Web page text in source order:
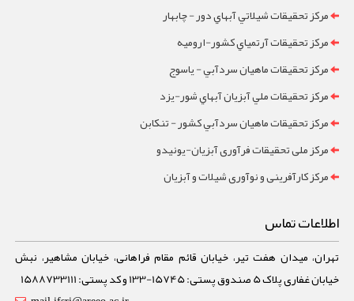
مرکز تحقيقات شيلاتي آبهاي دور - چابهار
مرکز تحقيقات آرتمياي کشور-ارومیه
مرکز تحقيقات ماهيان سردآبي - ياسوج
مرکز تحقيقات ملي آبزيان آبهاي شور-یزد
مرکز تحقيقات ماهيان سردآبي کشور - تنکابن
مرکز ملی تحقیقات فرآوری آبزیان-یونیدو
مرکز کارآفرینی و نوآوری شیلات و آبزیان
اطلاعات تماس
تهران، میدان هفت تیر، خیابان قائم مقام فراهانی، خیابان مشاهیر، نبش
خیابان غفاری پلاک 5 صندوق پستی: 15745-133 و کد پستی: 1588733111